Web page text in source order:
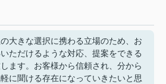
大きな選択に携わる立場のため、お
ただけるような対応、提案をできる
ます。お客様から信頼され、分から
に聞ける存在になっていきたいと思